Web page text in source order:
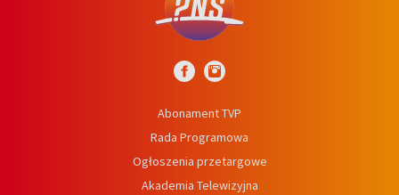
Abonament TVP
Rada Programowa
Ogłoszenia przetargowe
Akademia Telewizyjna